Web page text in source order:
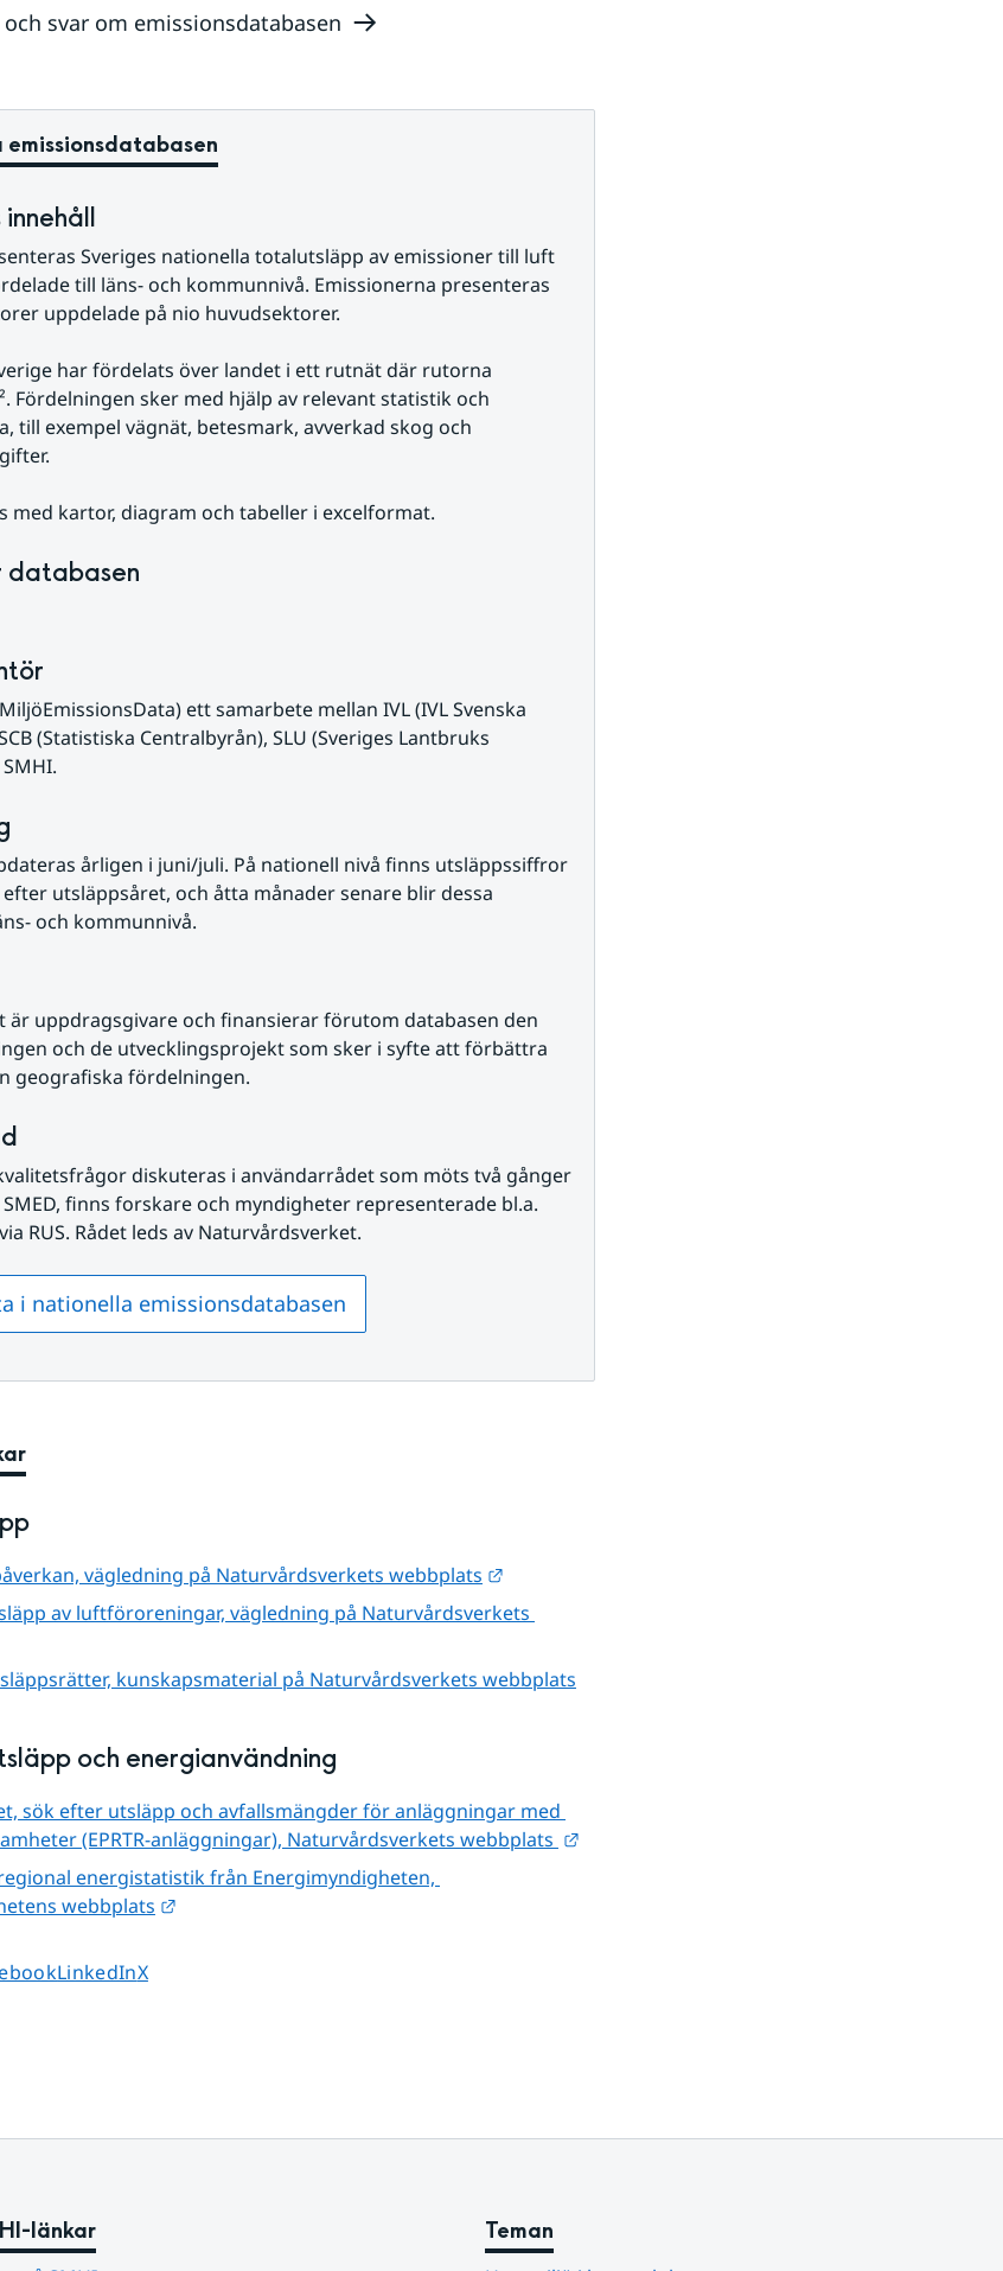
svar om emissionsdatabasen
Sveriges nationella totalutsläpp av emissioner till luft
till läns- och kommunnivå. Emissionerna presenteras
uppdelade på nio huvudsektorer.
har fördelats över landet i ett rutnät där rutorna
Fördelningen sker med hjälp av relevant statistik och
till exempel vägnät, betesmark, avverkad skog och
med kartor, diagram och tabeller i excelformat.
databasen
ett samarbete mellan IVL (IVL Svenska
(Statistiska Centralbyrån), SLU (Sveriges Lantbruks
årligen i juni/juli. På nationell nivå finns utsläppssiffror
utsläppsåret, och åtta månader senare blir dessa
och kommunnivå.
är uppdragsgivare och finansierar förutom databasen den
och de utvecklingsprojekt som sker i syfte att förbättra
geografiska fördelningen.
diskuteras i användarrådet som möts två gånger
finns forskare och myndigheter representerade bl.a.
RUS. Rådet leds av Naturvårdsverket.
i nationella emissionsdatabasen
vägledning på Naturvårdsverkets webbplats
Länk till annan webbplats.
av luftföroreningar, vägledning på Naturvårdsverkets
till annan webbplats.
kunskapsmaterial på Naturvårdsverkets webbplats
och energianvändning
sök efter utsläpp och avfallsmängder för anläggningar med
(EPRTR-anläggningar), Naturvårdsverkets webbplats
Länk till annan webbplats.
energistatistik från Energimyndigheten,
webbplats
Länk till annan webbplats.
sidan påDela sidan på
LinkedInDela sidan på
X
länkar Teman